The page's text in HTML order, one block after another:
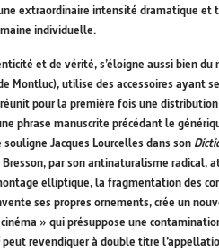
extraordinaire intensité dramatique et
individuelle.
et de vérité, s’éloigne aussi bien
Montluc), utilise des accessoires ayant
pour la première fois une
phrase manuscrite précédant le
Jacques Lourcelles dans son
par son antinaturalisme radical,
elliptique, la fragmentation des
ses propres ornements, crée un
» qui présuppose une
peut revendiquer à double titre